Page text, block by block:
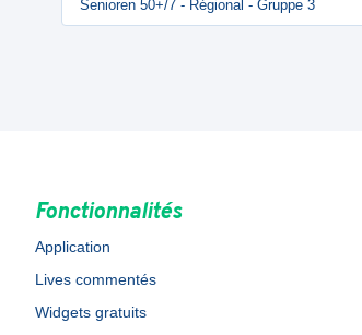
Senioren 50+/7 - Régional - Gruppe 3
Fonctionnalités
Application
Lives commentés
Widgets gratuits